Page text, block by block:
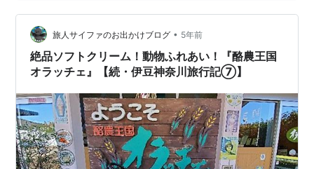
旅人サイファのお出かけブログ • 5年前
絶品ソフトクリーム！動物ふれあい！『酪農王国
オラッチェ』【続・伊豆神奈川旅行記⑦】